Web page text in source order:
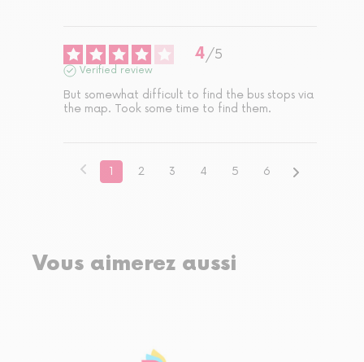
4/5
Verified review
But somewhat difficult to find the bus stops via
the map. Took some time to find them.
1 2 3 4 5 6
Vous aimerez aussi